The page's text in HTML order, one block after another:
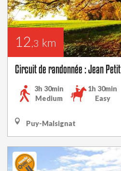
12,3 km
Circuit de randonnée : Jean Petit
3h 30min
Medium
1h 30min
Easy
Puy-Malsignat